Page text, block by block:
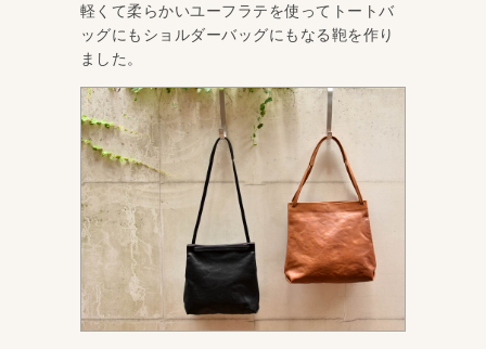
軽くて柔らかいユーフラテを使ってトートバ
ッグにもショルダーバッグにもなる鞄を作り
ました。